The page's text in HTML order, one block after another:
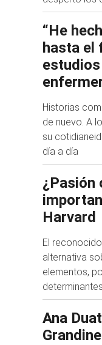
“He
hasta el
Historias
de nuevo. A
su
día a día
¿Pasión
Harvard
El
alternativa
elementos,
determinantes
Ana